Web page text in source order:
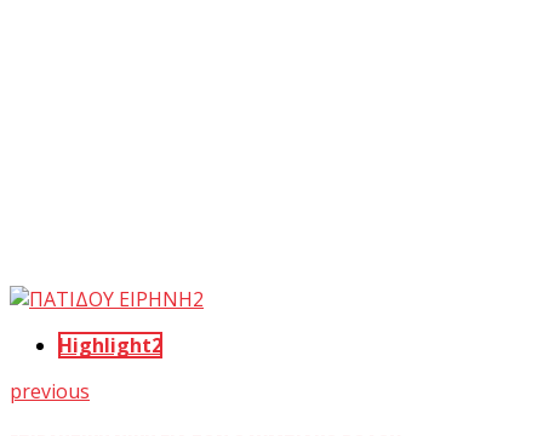
Highlight2
previous